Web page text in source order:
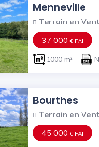
Menneville
Terrain en
37 000€ FAI
1000 m²
Bourthes
Terrain en
45 000€ FAI